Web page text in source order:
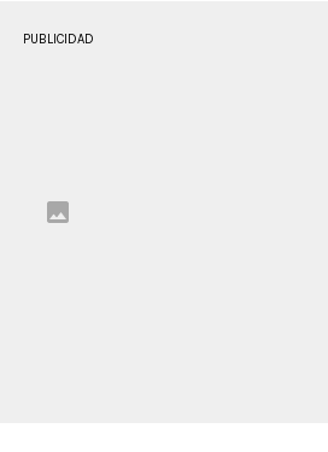
PUBLICIDAD